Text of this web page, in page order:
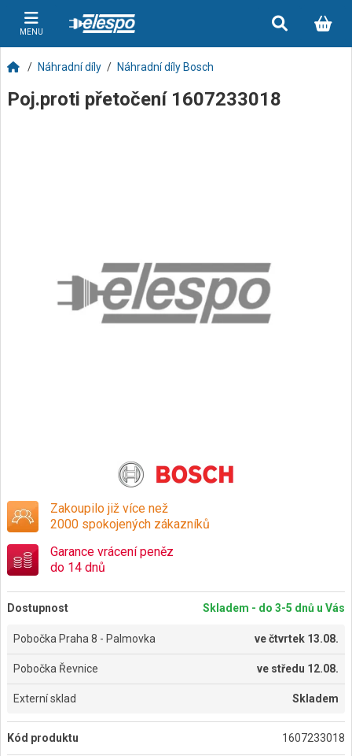
MENU
Náhradní díly Náhradní díly Bosch
Poj.proti přetočení 1607233018
Zakoupilo již více než
2000 spokojených zákazníků
Garance vrácení peněz
do 14 dnů
Dostupnost Skladem - do 3-5 dnů u Vás
Pobočka Praha 8 - Palmovka večtvrtek 13.08.
Pobočka Řevnice ve středu 12.08.
Externí sklad Skladem
Kód produktu 1607233018